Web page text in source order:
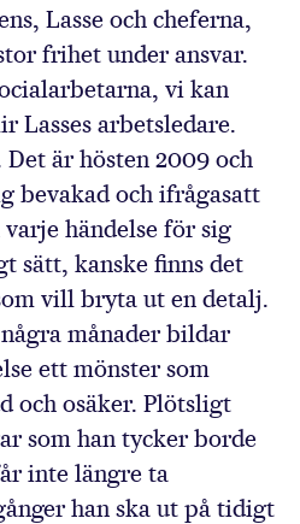
Lasse och cheferna,
frihet under ansvar.
vi kan
Lasses arbetsledare.
Det är hösten 2009 och
bevakad och ifrågasatt
händelse för sig
sätt, kanske finns det
vill bryta ut en detalj.
månader bildar
ett mönster som
och osäker. Plötsligt
som han tycker borde
inte längre ta
han ska ut på tidigt